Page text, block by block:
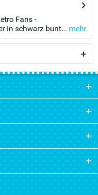
Fans -
in schwarz bunt... mehr